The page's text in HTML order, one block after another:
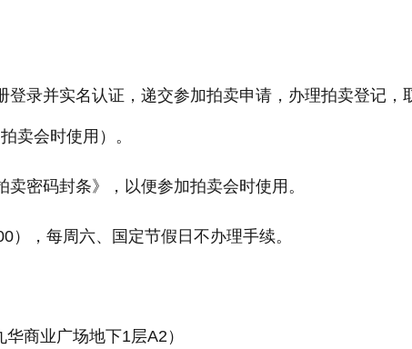
录并实名认证，递交参加拍卖申请，办理拍卖登记，
卖会时使用）。
密码封条》，以便参加拍卖会时使用。
，每周六、国定节假日不办理手续。
商业广场地下1层A2）